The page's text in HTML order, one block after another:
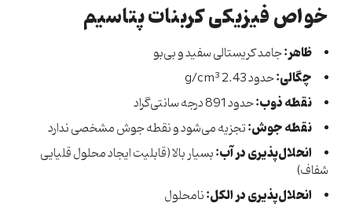
خواص فیزیکی کربنات پتاسیم
ظاهر:جامد کریستالی سفید و بی‌بو
چگالی:حدود 2.43 g/cm³
نقطه ذوب:حدود 891 درجه سانتی‌گراد
نقطه جوش:تجزیه می‌شود و نقطه جوش مشخصی ندارد
انحلال‌پذیری در آب:بسیار بالا (قابلیت ایجاد محلول قلیایی
شفاف)
انحلال‌پذیری در الکل:نامحلول